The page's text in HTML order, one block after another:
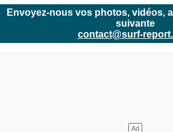
Envoyez-nous vos photos, vidéos,
suivante
contact@surf-